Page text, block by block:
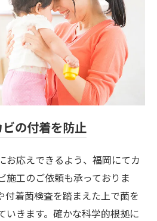
の付着を防止
お応えできるよう、福岡にてカ
施工のご依頼も承っておりま
付着菌検査を踏まえた上で菌を
いきます。確かな科学的根拠に